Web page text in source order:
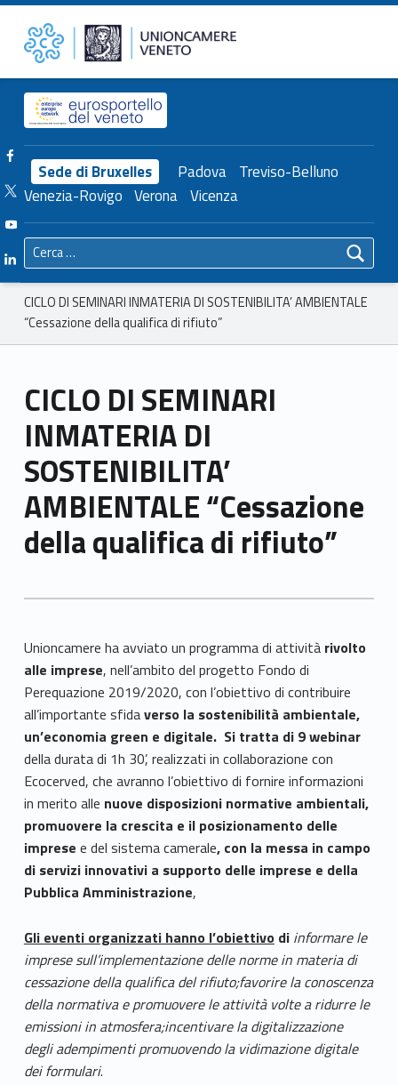
CICLO DI SEMINARI INMATERIA DI SOSTENIBILITA’ AMBIENTALE “Cessazione della qualifica di rifiuto” – Unioncamere del Veneto Unioncamere del Veneto
Header info sidebar
Sede di Bruxelles Padova Treviso-Belluno
Venezia-Rovigo Verona Vicenza
Facebook Unioncamere Veneto
Twitter Unioncamere Veneto
Youtube Unioncamere Veneto
Linkedin Unioncamere Veneto
Ricerca per:
Breadcrumbs navigation
CICLO DI SEMINARI INMATERIA DI SOSTENIBILITA’ AMBIENTALE
“Cessazione della qualifica di rifiuto”
CICLO DI SEMINARI
INMATERIA DI
SOSTENIBILITA’
AMBIENTALE “Cessazione
della qualifica di rifiuto”
Unioncamere ha avviato un programma di attività rivolto
alle imprese, nell’ambito del progetto Fondo di
Perequazione 2019/2020, con l’obiettivo di contribuire
all’importante sfidaverso la sostenibilità ambientale,
un’economia green e digitale. Si tratta di 9 webinar
della durata di 1h 30’, realizzati in collaborazione con
Ecocerved, che avranno l’obiettivo di fornire informazioni
in merito alle nuove disposizioni normative ambientali,
promuovere la crescita e il posizionamento delle
imprese e del sistema camerale, con la messa in campo
di servizi innovativi a supporto delle imprese e della
Pubblica Amministrazione,
Gli eventi organizzati hanno l’obiettivo di informare le
imprese sull’implementazione delle norme in materia di
cessazione della qualifica del rifiuto;favorire la conoscenza
della normativa e promuovere le attività volte a ridurre le
emissioni in atmosfera;incentivare la digitalizzazione
degli adempimenti promuovendo la vidimazione digitale
dei formulari.